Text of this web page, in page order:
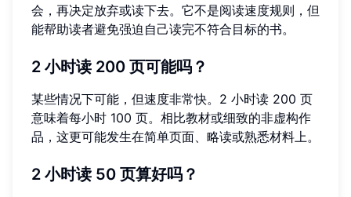
会，再决定放弃或读下去。它不是阅读速度规则，但
能帮助读者避免强迫自己读完不符合目标的书。
2 小时读 200 页可能吗？
某些情况下可能，但速度非常快。2 小时读 200 页
意味着每小时 100 页。相比教材或细致的非虚构作
品，这更可能发生在简单页面、略读或熟悉材料上。
2 小时读 50 页算好吗？